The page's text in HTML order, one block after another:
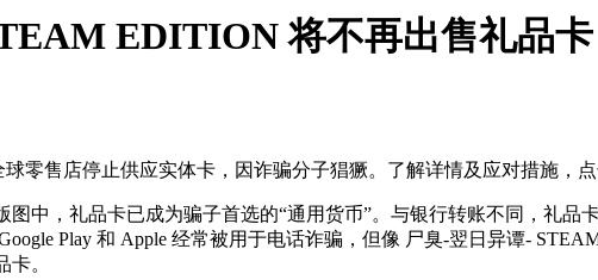
EDITION 将不再出售礼品卡
球零售店停止供应实体卡，因诈骗分子猖獗。了解详情及应对措施，
图中，礼品卡已成为骗子首选的“通用货币”。与银行转账不同，礼
Play 和 Apple 经常被用于电话诈骗，但像 尸臭-翌日异谭-
。